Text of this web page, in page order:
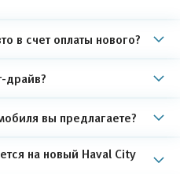
в счет оплаты нового?
драйв?
вы предлагаете?
на новый Haval City